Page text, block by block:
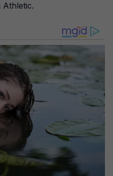
Athletic.